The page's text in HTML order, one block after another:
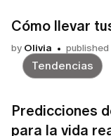
Cómo llevar
by Olivia published
Tendencias
Predicciones
para la vida